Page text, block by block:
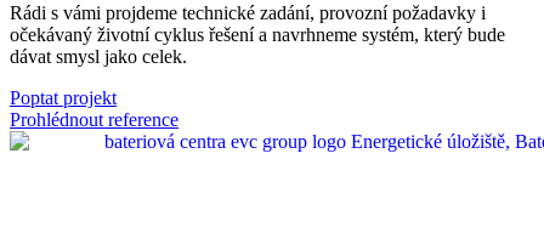
Rádi s vámi projdeme technické zadání, provozní požadavky i
očekávaný životní cyklus řešení a navrhneme systém, který bude
dávat smysl jako celek.
Poptat projekt
Prohlédnout reference